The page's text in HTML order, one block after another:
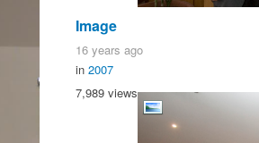
Image
16 years ago
in 2007
7,989 views